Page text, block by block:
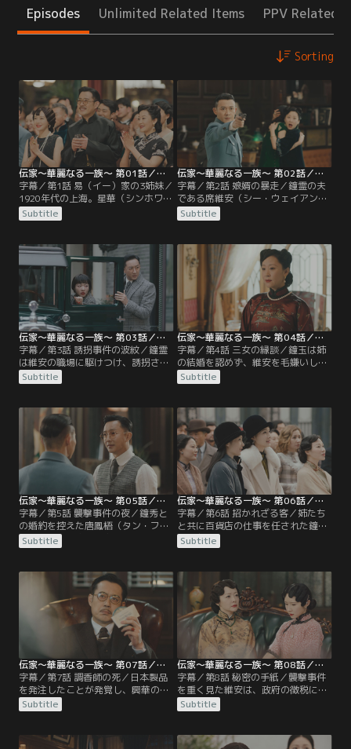
Episodes Unlimited Related Items PPV Related
Sorting
伝家～華麗なる一族～ 第01話／字幕
字幕／第1話 易（イー）家の3姉妹／
1920年代の上海。星華（シンホワ）
百貨店の経営でひと財産を築いた易
家では、創業10周年記念式典の準備
の会長である易興華（イー・シンホ
ワ）の誕生日でもあり、家族や親戚
が一堂に会して祝福する。長女の鐘
霊（ジョンリン）を筆頭に、興華の
子供たちが趣向を凝らした贈り物を
披露する中…。
Subtitle
伝家～華麗なる一族～ 第02話／字幕
字幕／第2話 娘婿の暴走／鐘霊の夫
である席維安（シー・ウェイアン）
は司令官として権勢を振るう一方、
妻との不仲に悩んでいた。また政府
感を買う行動を控えるよう、娘婿と
して忠告する。そんな中、維安は新
年の贈り物をするため易家に骨董商
人を招き入れるが、商人一行に潜ん
でいた刺客が銃を持ち出したため、
とっさに撃ち殺してしまう。
Subtitle
伝家～華麗なる一族～ 第03話／字幕
字幕／第3話 誘拐事件の波紋／鐘霊
は維安の職場に駆けつけ、誘拐され
た妹の鐘玉を助けてほしいと懇願す
る。維安は易家が政府の不興を買っ
いると疑う。一方、鐘玉を拘束して
いた誘拐犯は、自分が仲間から見捨
てられたと知り、鐘玉を海に落とし
て逃走してしまう。自力で陸へと上
がった鐘玉は、偶然出会った男に助
けられるが…。
Subtitle
伝家～華麗なる一族～ 第04話／字幕
字幕／第4話 三女の縁談／鐘玉は姉
の結婚を認めず、維安を毛嫌いして
いたが、誘拐事件を解決してもらっ
たことで態度を改める。そんな鐘玉
語り、いかに妻を想っているかを語
る。そんな中、興華は妻の黄瑩如
（ホアン・インルー）に、三女の鐘
秀（ジョンシウ）に来た縁談につい
て相談する。
Subtitle
伝家～華麗なる一族～ 第05話／字幕
字幕／第5話 襲撃事件の夜／鐘秀と
の婚約を控えた唐鳳梧（タン・フォ
ンウー）が易家に滞在することに。
鳳梧は維安とも意気投合して一同で
華が帰宅しない。すると維安に租界
で襲撃事件があったと報告が入る。
襲われたのは興華のいるビルだった
が、興華はある青年に命を救われて
いた。鐘玉は青年が誘拐犯だと気づ
Subtitle
伝家～華麗なる一族～ 第06話／字幕
字幕／第6話 招かれざる客／姉たち
と共に百貨店の仕事を任された鐘秀
は、友人である劉清芬（リウ・チン
フェン）の協力で集客のためのダン
ある易寄徳（イー・ジードー）は、
3姉妹を経営から追い出そうと企
み、偽のクレーム客を送り込むが、
鐘霊にうまく対処されてしまう。3
姉妹は無事に初出勤を終えるが、そ
の午後…。
Subtitle
伝家～華麗なる一族～ 第07話／字幕
字幕／第7話 調香師の死／日本製品
を発注したことが発覚し、興華の逆
鱗に触れた鐘玉。寄徳と副社長の王
本初（ワン・ベンチュー）が仕組ん
責めるが、興華の怒りは解けない。
Subtitle
伝家～華麗なる一族～ 第08話／字幕
字幕／第8話 秘密の手紙／襲撃事件
を重く見た維安は、政府の徴税に抵
抗する興華の身を案じ、政治に干渉
しないよう再三説得する。一方、鐘
た寄徳が襲われたため、身の危険を
Subtitle